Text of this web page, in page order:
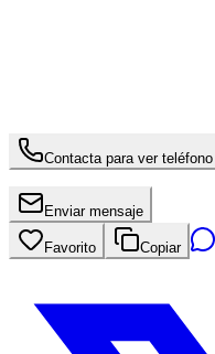
Contacta para ver teléfono
Enviar mensaje
Favorito Copiar